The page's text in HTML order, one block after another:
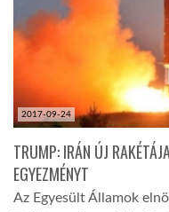
2017-09-24
TRUMP: IRÁN ÚJ
EGYEZMÉNYT
Az Egyesült Államok